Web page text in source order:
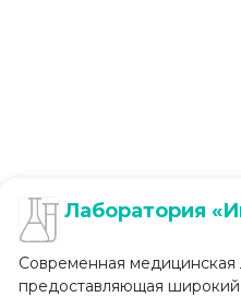
Лаборатория
Современная медицинская
предоставляющая широкий